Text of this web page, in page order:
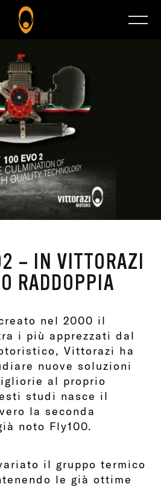
– IN VITTORAZI
RADDOPPIA
nel 2000 il
i più apprezzati dal
Vittorazi ha
nuove soluzioni
al proprio
studi nasce il
la seconda
noto Fly100.
il gruppo termico
le già ottime